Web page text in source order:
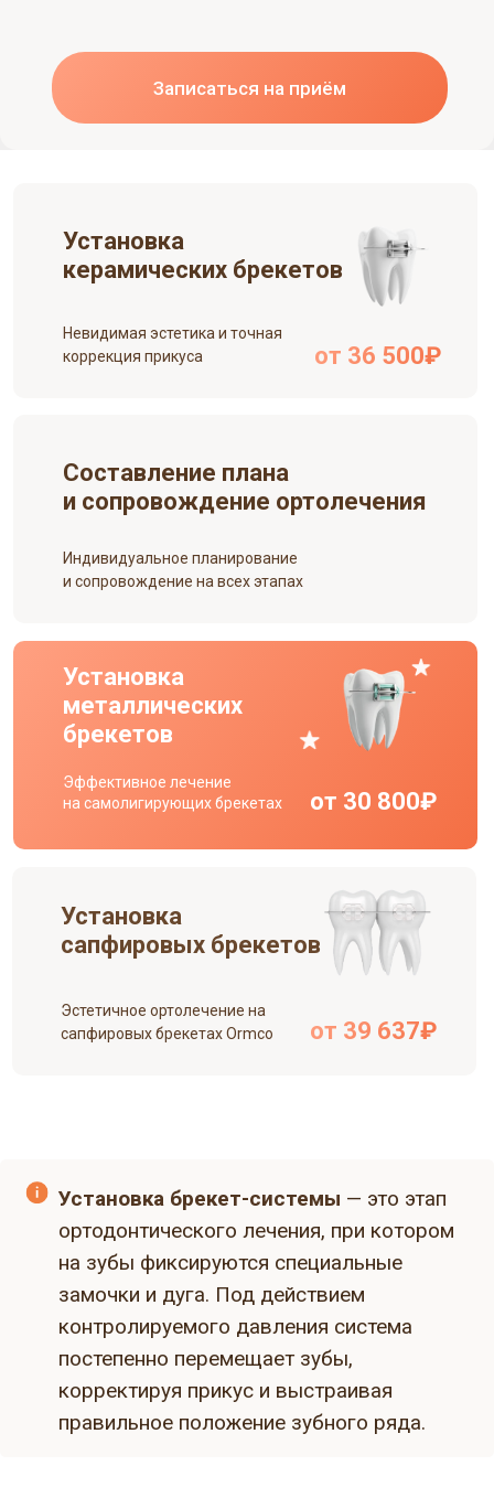
Записаться на приём
от 39 637₽
от 30 800₽
от 36 500₽
Невидимая эстетика и точная
коррекция прикуса
Установка
керамических брекетов
Индивидуальное планирование
и сопровождение на всех этапах
Составление плана
и сопровождение ортолечения
Эстетичное ортолечение на
сапфировых брекетах Ormco
Установка
сапфировых брекетов
Эффективное лечение
на самолигирующих брекетах
Установка
металлических
брекетов
замочки и дуга. Под действием
контролируемого давления система
постепенно перемещает зубы,
корректируя прикус и выстраивая
правильное положение зубного ряда.